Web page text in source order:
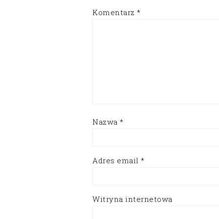
Komentarz *
Nazwa *
Adres email *
Witryna internetowa